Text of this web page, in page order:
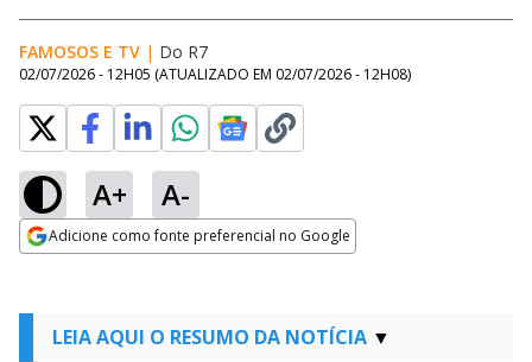
FAMOSOS E TV | Do R7
02/07/2026 - 12H05 (ATUALIZADO EM 02/07/2026 - 12H08)
A+ A-
Adicione como fonte preferencial no Google
LEIA AQUI O RESUMO DA NOTÍCIA